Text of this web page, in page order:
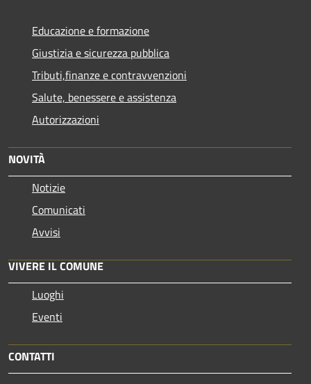
Educazione e formazione
Giustizia e sicurezza pubblica
Tributi,finanze e contravvenzioni
Salute, benessere e assistenza
Autorizzazioni
NOVITÀ
Notizie
Comunicati
Avvisi
VIVERE IL COMUNE
Luoghi
Eventi
CONTATTI